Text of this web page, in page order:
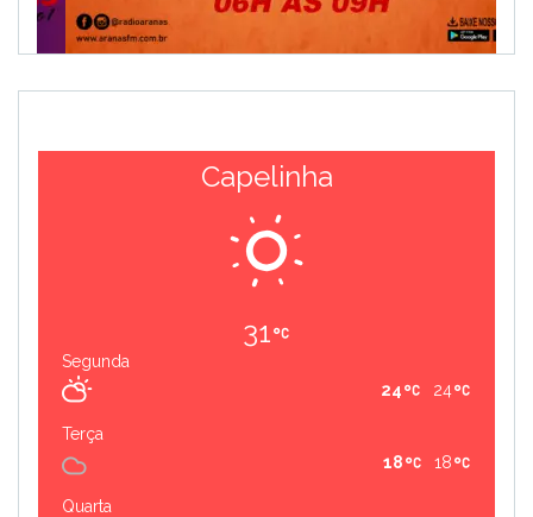
Capelinha
31
Segunda
24
24
Terça
18
18
Quarta